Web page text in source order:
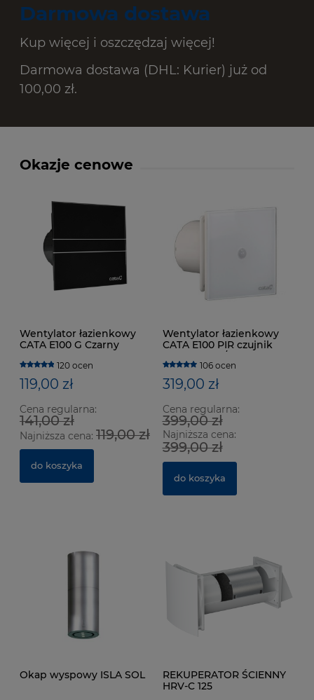
Darmowa dostawa
Kup więcej i oszczędzaj więcej!
Darmowa dostawa (DHL: Kurier) już od
100,00 zł.
Okazje cenowe
Wentylator łazienkowy
CATA E100 G Czarny
120 ocen
119,00 zł
Cena regularna:
141,00 zł
Najniższa cena: 119,00 zł
do koszyka
Wentylator łazienkowy
CATA E100 PIR czujnik
ruchu 115m3/h
106 ocen
319,00 zł
Cena regularna:
399,00 zł
Najniższa cena:
399,00 zł
do koszyka
Okap wyspowy ISLA SOL
REKUPERATOR ŚCIENNY
HRV-C 125